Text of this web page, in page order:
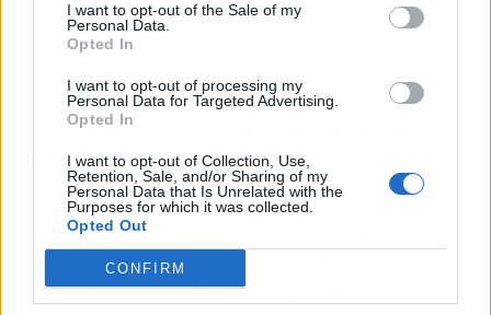
I want to opt-out of the Sale of my
Personal Data.
Opted In
I want to opt-out of processing my
Personal Data for Targeted Advertising.
Opted In
I want to opt-out of Collection, Use,
Retention, Sale, and/or Sharing of my
Personal Data that Is Unrelated with the
Purposes for which it was collected.
Opted Out
CONFIRM
En su opinión, no cree que Iglesias haya
querido equiparar a ambos y, en cualquier
caso, considera un "error" haber hecho
siquiera la comparación. "Nosotros no
podemos cometer esos errores porque no nos
los podemos permitir, sabemos de sobra que
no se va a hablar de otra cosa", advierte.